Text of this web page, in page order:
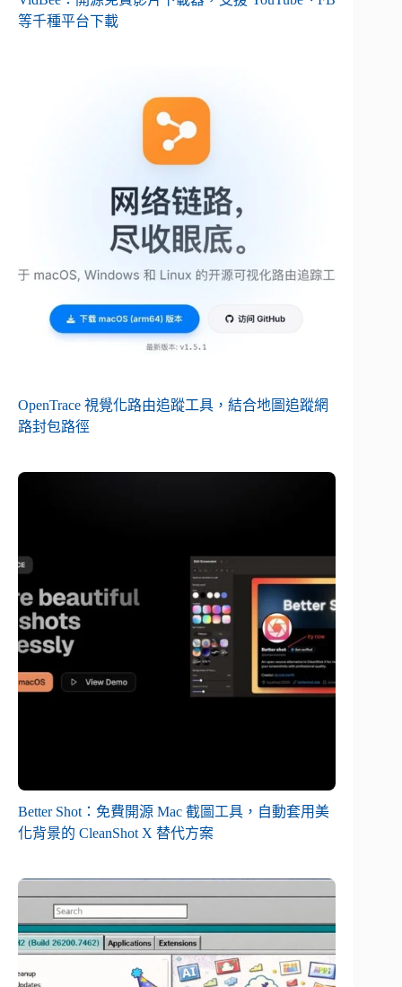
等千種平台下載
OpenTrace 視覺化路由追蹤工具，結合地圖追蹤網
路封包路徑
Better Shot：免費開源 Mac 截圖工具，自動套用美
化背景的 CleanShot X 替代方案